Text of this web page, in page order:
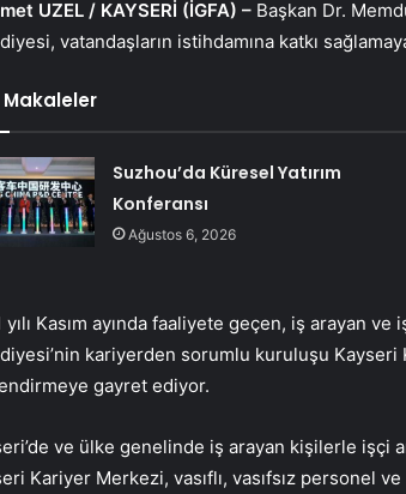
UZEL / KAYSERİ (İGFA) – Başkan Dr.
vatandaşların istihdamına katkı
Makaleler
Suzhou’da Küresel Yatırım
Konferansı
Ağustos 6, 2026
yılı Kasım ayında faaliyete geçen, iş arayan
kariyerden sorumlu kuruluşu
gayret ediyor.
ve ülke genelinde iş arayan kişilerle
Kariyer Merkezi, vasıflı, vasıfsız personel